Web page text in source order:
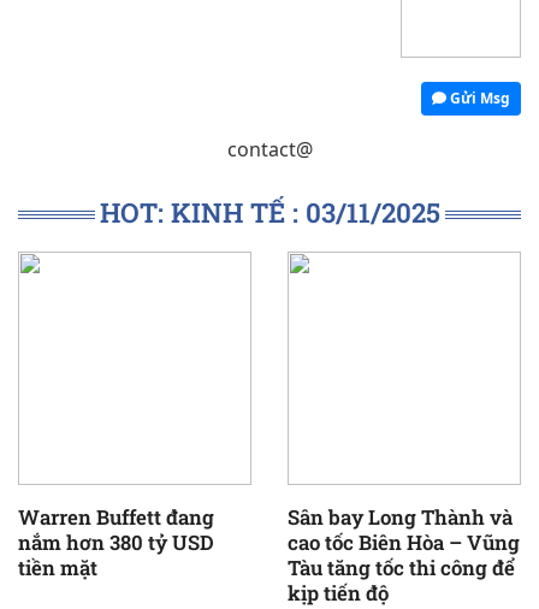
Gửi Msg
contact@
HOT: KINH TẾ : 03/11/2025
Warren Buffett đang
nắm hơn 380 tỷ USD
tiền mặt
Sân bay Long Thành và
cao tốc Biên Hòa – Vũng
Tàu tăng tốc thi công để
kịp tiến độ